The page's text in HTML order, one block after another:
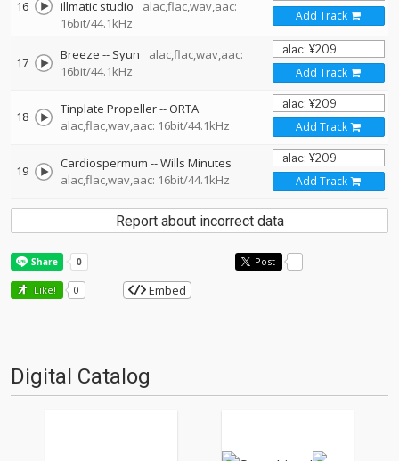
16 illmatic studio
alac,flac,wav,aac:
16bit/44.1kHz
Add Track
17 Breeze -- Syun
alac,flac,wav,aac:
16bit/44.1kHz
Add Track
18 Tinplate Propeller--ORTA
alac,flac,wav,aac: 16bit/44.1kHz
Add Track
19 Cardiospermum --Wills Minutes
alac,flac,wav,aac: 16bit/44.1kHz
Add Track
Report about incorrect data
Post -
Like! 0 Embed
Digital Catalog